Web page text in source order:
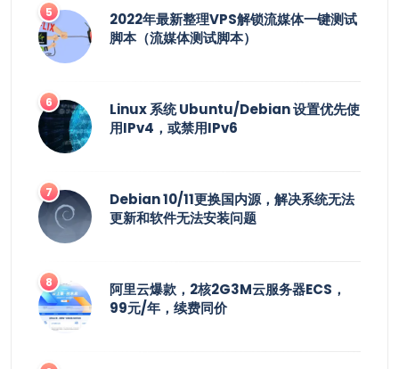
2022年最新整理VPS解锁流媒体一键测试
脚本（流媒体测试脚本）
Linux 系统 Ubuntu/Debian 设置优先使
用IPv4，或禁用IPv6
Debian 10/11更换国内源，解决系统无法
更新和软件无法安装问题
阿里云爆款，2核2G3M云服务器ECS，
99元/年，续费同价